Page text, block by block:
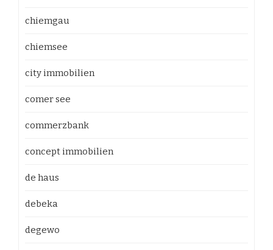
chiemgau
chiemsee
city immobilien
comer see
commerzbank
concept immobilien
de haus
debeka
degewo